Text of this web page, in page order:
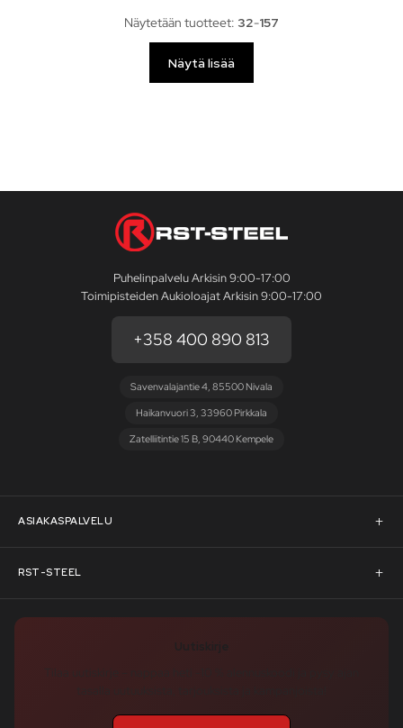
Näytetään tuotteet: 32-157
Näytä lisää
Puhelinpalvelu Arkisin 9:00-17:00
Toimipisteiden Aukioloajat Arkisin 9:00-17:00
+358 400 890 813
Savenvalajantie 4, 85500 Nivala
Haikanvuori 3, 33960 Pirkkala
Zatelliitintie 15 B, 90440 Kempele
ASIAKASPALVELU
Asiakaspalvelu
Pyydä tarjous
RST-STEEL
RST-Steelin tarina
Tukku-asiakkaaksi
Uutiskirje